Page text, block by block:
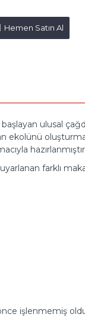
Hemen Satın Al
ulusal
ekolünü
farklı
işlenmemiş